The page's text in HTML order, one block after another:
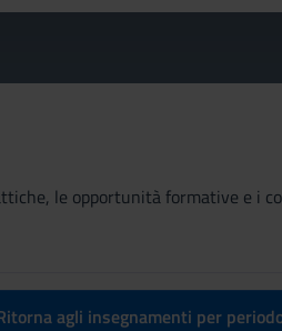
le opportunità formative e i
agli insegnamenti per